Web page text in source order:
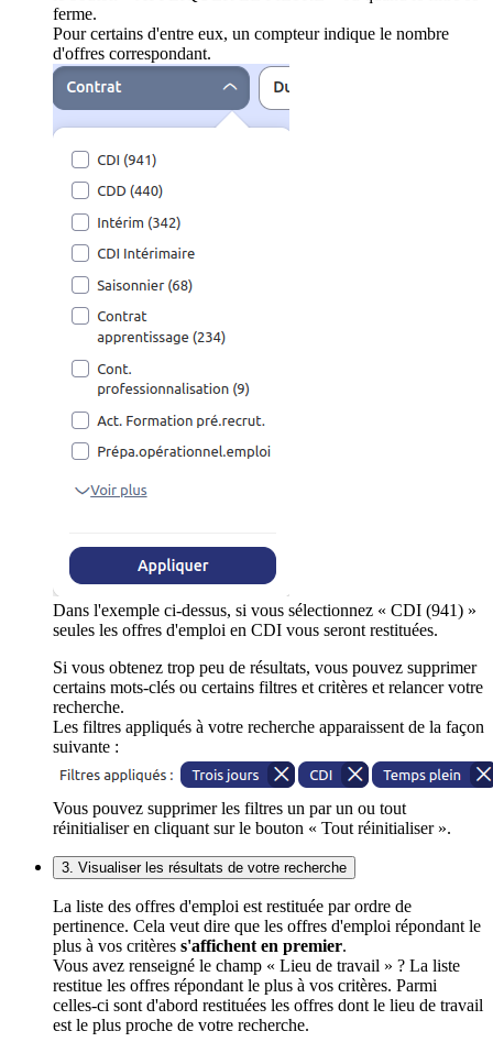
ferme.
Pour certains d'entre eux, un compteur indique le nombre
d'offres correspondant.
Dans l'exemple ci-dessus, si vous sélectionnez « CDI (941) »
seules les offres d'emploi en CDI vous seront restituées.
Si vous obtenez trop peu de résultats, vous pouvez supprimer
certains mots-clés ou certains filtres et critères et relancer votre
recherche.
Les filtres appliqués à votre recherche apparaissent de la façon
suivante :
Vous pouvez supprimer les filtres un par un ou tout
réinitialiser en cliquant sur le bouton « Tout réinitialiser ».
3. Visualiser les résultats de votre recherche
La liste des offres d'emploi est restituée par ordre de
pertinence. Cela veut dire que les offres d'emploi répondant le
plus à vos critères s'affichent en premier.
Vous avez renseigné le champ « Lieu de travail » ? La liste
restitue les offres répondant le plus à vos critères. Parmi
celles-ci sont d'abord restituées les offres dont le lieu de travail
est le plus proche de votre recherche.